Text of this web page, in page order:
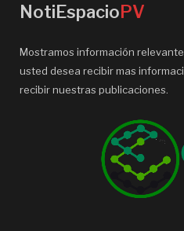
NotiEspacioPV
Mostramos información
usted desea recibir mas
recibir nuestras publicaciones.